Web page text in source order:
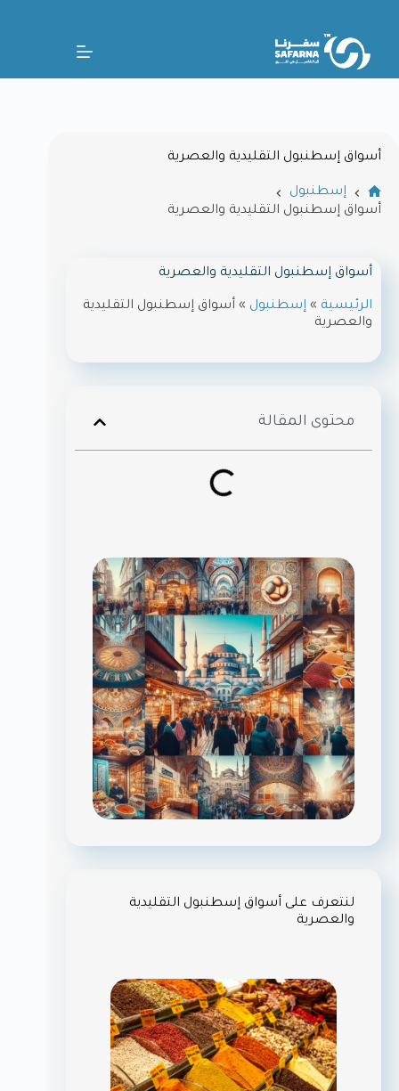
أسواق إسطنبول التقليدية والعصرية
إسطنبول
أسواق إسطنبول التقليدية والعصرية
أسواق إسطنبول التقليدية والعصرية
الرئيسية » إسطنبول » أسواق إسطنبول التقليدية
والعصرية
محتوى المقالة
لنتعرف على أسواق إسطنبول التقليدية
والعصرية